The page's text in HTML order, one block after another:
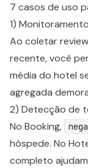
7 casos de uso
1)
Ao coletar
recente, você
média do hotel
agregada
2) Detecção de
No Booking,
hóspede. No
completo